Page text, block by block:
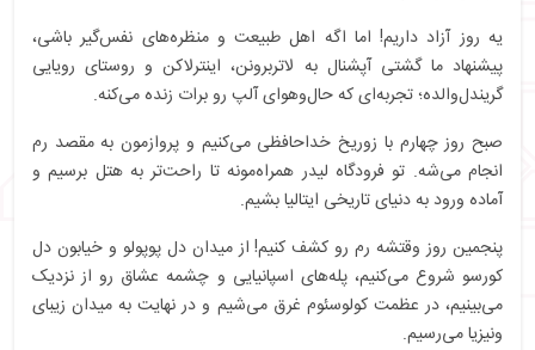
یه روز آزاد داریم! اما اگه اهل طبیعت و منظره‌های نفس‌گیر باشی،
پیشنهاد ما گشتی آپشنال به لاتربرونن، اینترلاکن و روستای رویایی
گریندل‌والده؛ تجربه‌ای که حال‌و‌هوای آلپ رو برات زنده می‌کنه.
صبح روز چهارم با زوریخ خداحافظی می‌کنیم و پروازمون به مقصد رم
انجام می‌شه. تو فرودگاه لیدر همراه‌مونه تا راحت‌تر به هتل برسیم و
آماده ورود به دنیای تاریخی ایتالیا بشیم.
پنجمین روز وقتشه رم رو کشف کنیم! از میدان دل پوپولو و خیابون دل
کورسو شروع می‌کنیم، پله‌های اسپانیایی و چشمه عشاق رو از نزدیک
می‌بینیم، در عظمت کولوسئوم غرق می‌شیم و در نهایت به میدان زیبای
ونیزیا می‌رسیم.